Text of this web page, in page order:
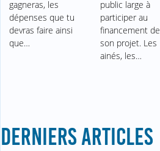
gagneras, les
dépenses que tu
devras faire ainsi
que…
public large à
participer au
financement de
son projet. Les
ainés, les…
DERNIERS ARTICLES